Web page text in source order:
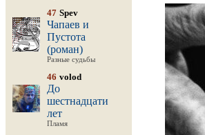
47 Spev
Чапаев и
Пустота
(роман)
Разные судьбы
46 volod
До
шестнадцати
лет
Пламя